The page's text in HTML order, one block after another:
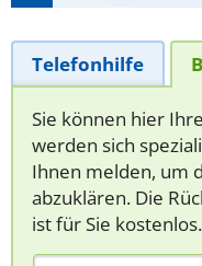
Telefonhilfe
Sie können hier
werden sich
Ihnen melden, um
abzuklären. Die
ist für Sie kostenlos.